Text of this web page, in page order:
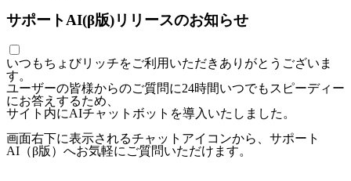
サポートAI(β版)リリースのお知らせ
いつもちょびリッチをご利用いただきありがとうございま
す。
ユーザーの皆様からのご質問に24時間いつでもスピーディー
にお答えするため、
サイト内にAIチャットボットを導入いたしました。
画面右下に表示されるチャットアイコンから、サポート
AI（β版）へお気軽にご質問いただけます。